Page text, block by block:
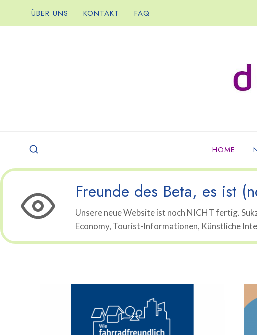
ÜBER UNS KONTAKT FAQ
HOME
Freunde des Beta, es ist
Unsere neue Website ist noch NICHT fertig.
Economy, Tourist-Informationen, Künstliche